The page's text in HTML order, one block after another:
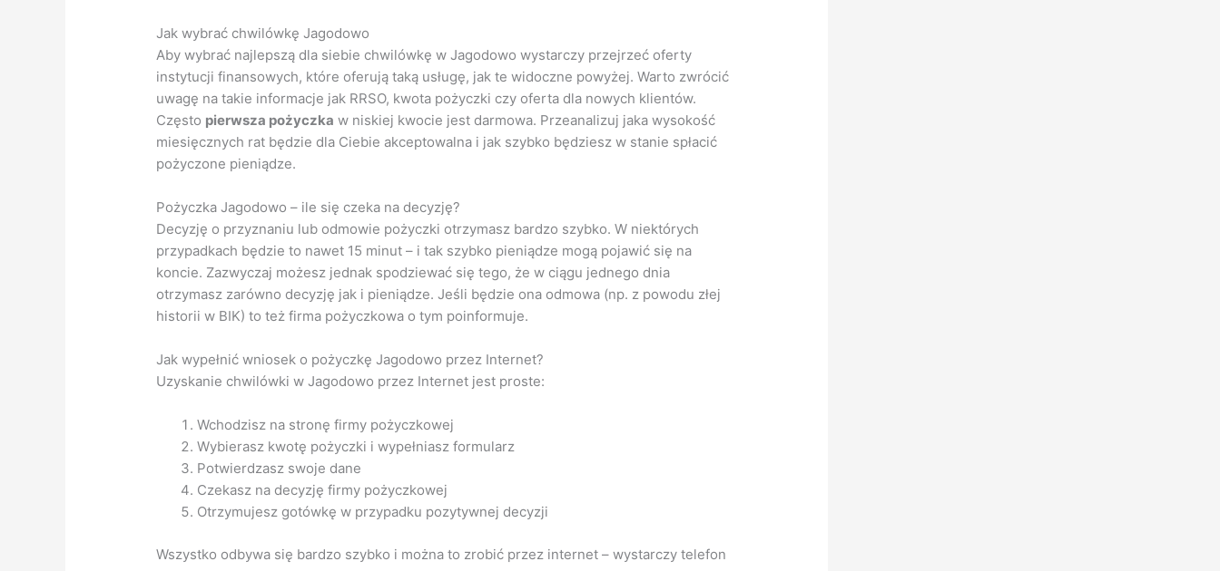
Jak wybrać chwilówkę Jagodowo
Aby wybrać najlepszą dla siebie chwilówkę w Jagodowo wystarczy przejrzeć oferty
instytucji finansowych, które oferują taką usługę, jak te widoczne powyżej. Warto zwrócić
uwagę na takie informacje jak RRSO, kwota pożyczki czy oferta dla nowych klientów.
Często pierwsza pożyczka w niskiej kwocie jest darmowa. Przeanalizuj jaka wysokość
miesięcznych rat będzie dla Ciebie akceptowalna i jak szybko będziesz w stanie spłacić
pożyczone pieniądze.
Pożyczka Jagodowo – ile się czeka na decyzję?
Decyzję o przyznaniu lub odmowie pożyczki otrzymasz bardzo szybko. W niektórych
przypadkach będzie to nawet 15 minut – i tak szybko pieniądze mogą pojawić się na
koncie. Zazwyczaj możesz jednak spodziewać się tego, że w ciągu jednego dnia
otrzymasz zarówno decyzję jak i pieniądze. Jeśli będzie ona odmowa (np. z powodu złej
historii w BIK) to też firma pożyczkowa o tym poinformuje.
Jak wypełnić wniosek o pożyczkę Jagodowo przez Internet?
Uzyskanie chwilówki w Jagodowo przez Internet jest proste:
Wchodzisz na stronę firmy pożyczkowej
Wybierasz kwotę pożyczki i wypełniasz formularz
Potwierdzasz swoje dane
Czekasz na decyzję firmy pożyczkowej
Otrzymujesz gotówkę w przypadku pozytywnej decyzji
Wszystko odbywa się bardzo szybko i można to zrobić przez internet – wystarczy telefon